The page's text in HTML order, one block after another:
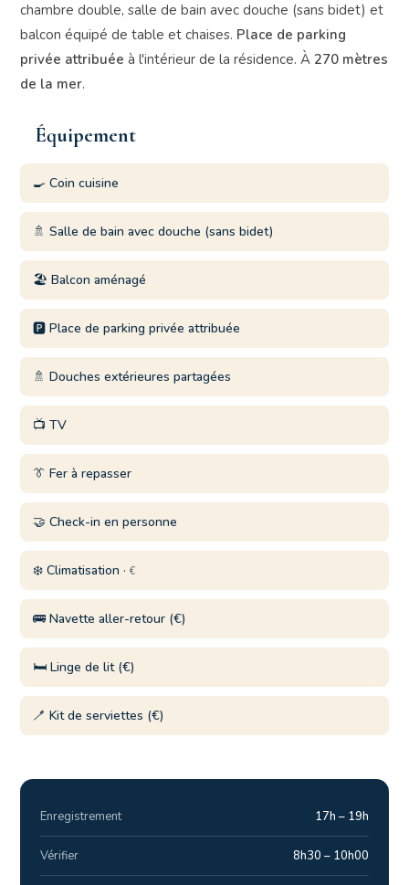
chambre double, salle de bain avec douche (sans bidet) et
balcon équipé de table et chaises. Place de parking
privée attribuée à l'intérieur de la résidence. À270 mètres
de la mer.
Équipement
🍳 Coin cuisine
🚿 Salle de bain avec douche (sans bidet)
🏖️ Balcon aménagé
🅿️ Place de parking privée attribuée
🚿 Douches extérieures partagées
📺 TV
👔 Fer à repasser
🤝 Check-in en personne
❄️ Climatisation ·€
🚌 Navette aller-retour (€)
🛏️ Linge de lit (€)
🪥 Kit de serviettes (€)
Enregistrement 17h – 19h
Vérifier 8h30 – 10h00